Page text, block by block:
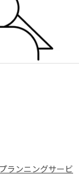
ランニングサービ